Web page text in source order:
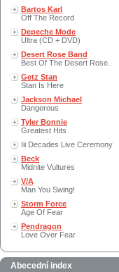
Bartos Karl
Off The Record
Depeche Mode
Ultra (CD + DVD)
Desert Rose Band
Best Of The Desert Rose..
Getz Stan
Stan Is Here
Jackson Michael
Dangerous
Tyler Bonnie
Greatest Hits
Iii Decades Live Ceremony
Beck
Midnite Vultures
V/A
Man You Swing!
Storm Force
Age Of Fear
Pendragon
Love Over Fear
Abecední index